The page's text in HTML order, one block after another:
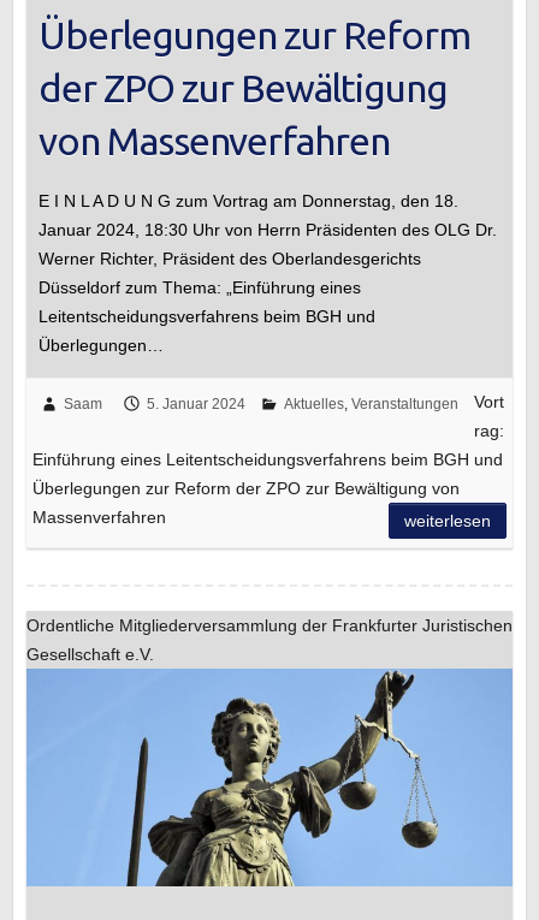
Überlegungen zur Reform
der ZPO zur Bewältigung
von Massenverfahren
E I N L A D U N G zum Vortrag am Donnerstag, den 18.
Januar 2024, 18:30 Uhr von Herrn Präsidenten des OLG Dr.
Werner Richter, Präsident des Oberlandesgerichts
Düsseldorf zum Thema: „Einführung eines
Leitentscheidungsverfahrens beim BGH und
Überlegungen…
Saam 5. Januar 2024 Aktuelles, Veranstaltungen
Vort
rag:
Einführung eines Leitentscheidungsverfahrens beim BGH und
Überlegungen zur Reform der ZPO zur Bewältigung von
Massenverfahren
weiterlesen
Ordentliche Mitgliederversammlung der Frankfurter Juristischen
Gesellschaft e.V.